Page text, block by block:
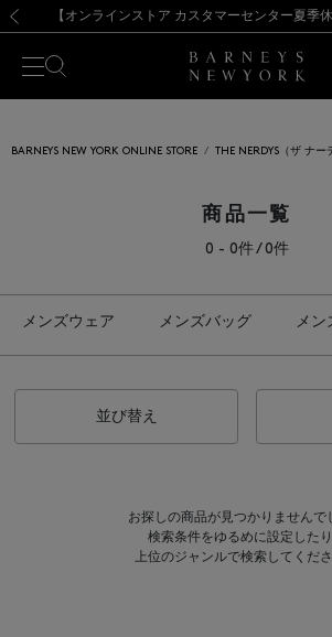
【夏季休業に伴う出荷一時停止のお知ら
熊本県を中心とした地震の影響によるお荷物
【開催中】SUMMER SALEのご案内・
【夏季休業に伴う出荷一時停止のお知ら
BARNEYS NEW YORK ONLINE STORE THE NERDYS（ザ ナー
商品一覧
0 - 0件 / 0件
メンズウェア メンズバッグ メン
並び替え
お探しの商品が見つかりませんで
検索条件をゆるめに設定したり
上位のジャンルで検索してくださ